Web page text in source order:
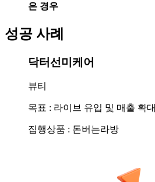
은 경우
성공 사례
닥터선미케어
뷰티
목표 : 라이브 유입 및 매출 확대
집행상품 : 돈버는라방